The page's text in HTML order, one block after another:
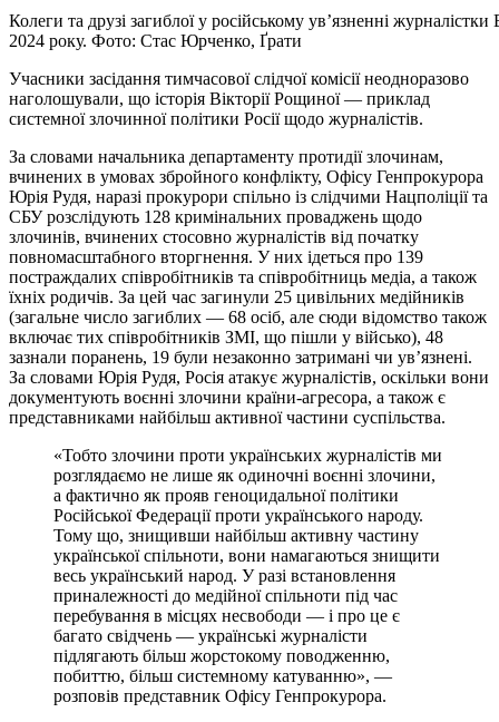
Колеги та друзі загиблої у російському увʼязненні
2024 року. Фото: Стас Юрченко, Ґрати
Учасники засідання тимчасової слідчої комісії неодноразово
наголошували, що історія Вікторії Рощиної — приклад
системної злочинної політики Росії щодо журналістів.
За словами начальника департаменту протидії злочинам,
вчинених в умовах збройного конфлікту, Офісу Генпрокурора
Юрія Рудя, наразі прокурори спільно із слідчими Нацполіції та
СБУ розслідують 128 кримінальних проваджень щодо
злочинів, вчинених стосовно журналістів від початку
повномасштабного вторгнення. У них ідеться про 139
постраждалих співробітників та співробітниць медіа, а також
їхніх родичів. За цей час загинули 25 цивільних медійників
(загальне число загиблих — 68 осіб, але сюди відомство також
включає тих співробітників ЗМІ, що пішли у військо), 48
зазнали поранень, 19 були незаконно затримані чи ув’язнені.
За словами Юрія Рудя, Росія атакує журналістів, оскільки вони
документують воєнні злочини країни-агресора, а також є
представниками найбільш активної частини суспільства.
«Тобто злочини проти українських журналістів ми
розглядаємо не лише як одиночні воєнні злочини,
а фактично як прояв геноцидальної політики
Російської Федерації проти українського народу.
Тому що, знищивши найбільш активну частину
української спільноти, вони намагаються знищити
весь український народ. У разі встановлення
приналежності до медійної спільноти під час
перебування в місцях несвободи — і про це є
багато свідчень — українські журналісти
підлягають більш жорстокому поводженню,
побиттю, більш системному катуванню», —
розповів представник Офісу Генпрокурора.